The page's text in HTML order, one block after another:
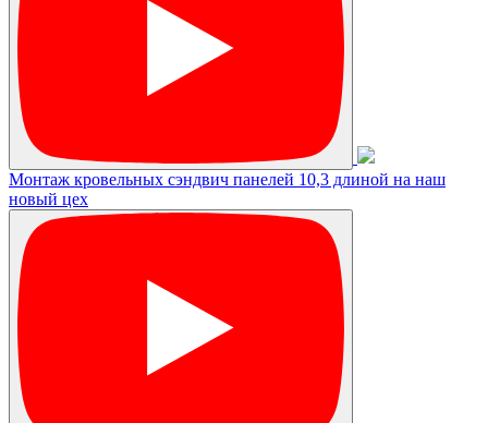
Монтаж кровельных сэндвич панелей 10,3 длиной на наш
новый цех